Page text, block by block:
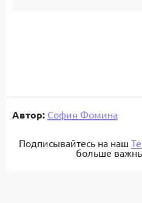
Автор: София Фомина
Подписывайтесь на наш
больше